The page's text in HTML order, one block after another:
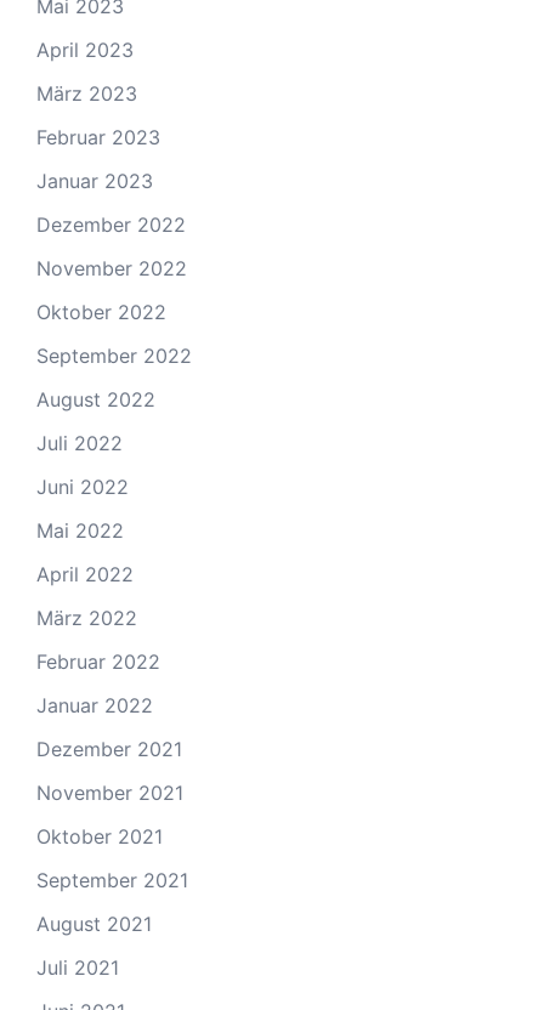
Mai 2023
April 2023
März 2023
Februar 2023
Januar 2023
Dezember 2022
November 2022
Oktober 2022
September 2022
August 2022
Juli 2022
Juni 2022
Mai 2022
April 2022
März 2022
Februar 2022
Januar 2022
Dezember 2021
November 2021
Oktober 2021
September 2021
August 2021
Juli 2021